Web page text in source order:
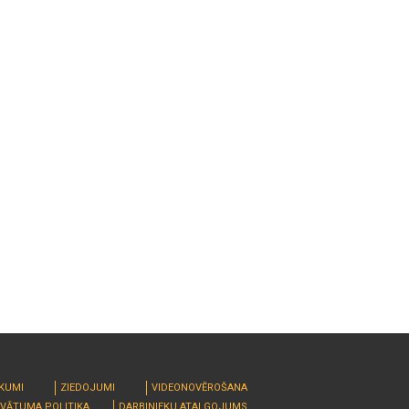
ZIEDOJUMI
VIDEONOVĒROŠANA
POLITIKA
DARBINIEKU ATALGOJUMS